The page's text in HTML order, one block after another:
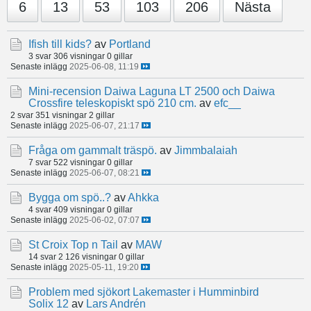
6 13 53 103 206 Nästa
Ifish till kids? av Portland
3 svar 306 visningar 0 gillar
Senaste inlägg 2025-06-08, 11:19
Mini-recension Daiwa Laguna LT 2500 och Daiwa
Crossfire teleskopiskt spö 210 cm. av efc__
2 svar 351 visningar 2 gillar
Senaste inlägg 2025-06-07, 21:17
Fråga om gammalt träspö. av Jimmbalaiah
7 svar 522 visningar 0 gillar
Senaste inlägg 2025-06-07, 08:21
Bygga om spö..? avAhkka
4 svar 409 visningar 0 gillar
Senaste inlägg 2025-06-02, 07:07
St Croix Top n Tail av MAW
14 svar 2 126 visningar 0 gillar
Senaste inlägg 2025-05-11, 19:20
Problem med sjökort Lakemaster i Humminbird
Solix 12 av Lars Andrén